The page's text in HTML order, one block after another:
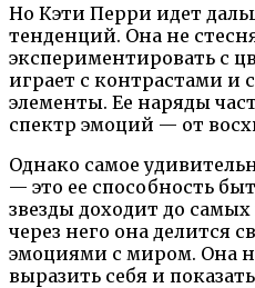
Но Кэти Перри идет
тенденций. Она не
экспериментировать с
играет с контрастами и
элементы. Ее наряды
спектр эмоций — от
Однако самое
— это ее способность
звезды доходит до
через него она делится
эмоциями с миром. Она
выразить себя и